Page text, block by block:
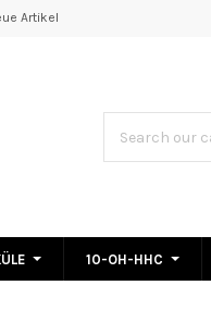
Artikel
10-OH-HHC